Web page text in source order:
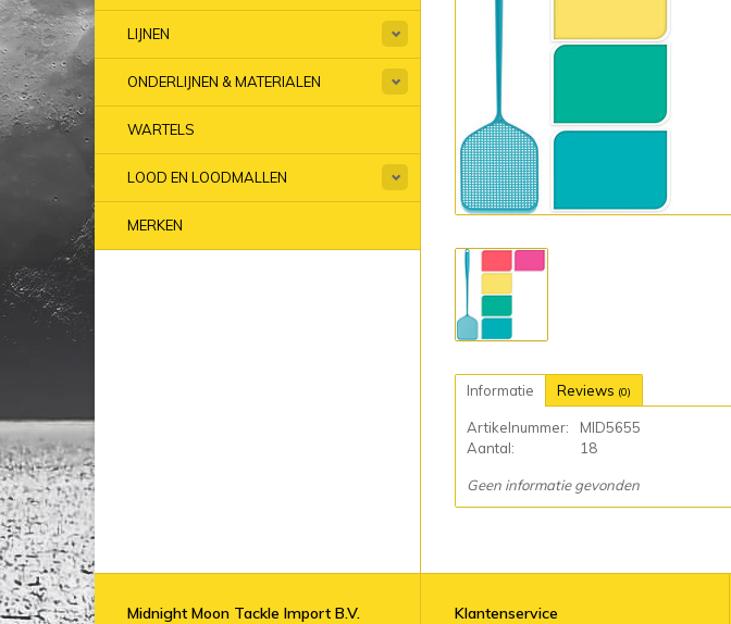
LIJNEN
ONDERLIJNEN & MATERIALEN
WARTELS
LOOD EN LOODMALLEN
MERKEN
Informatie Reviews (0)
Artikelnummer:
MID5655
Aantal:
18
Geen informatie gevonden
Midnight Moon Tackle Import B.V. Klantenservice